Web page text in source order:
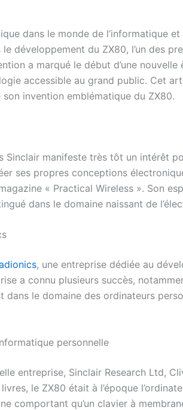
dans le monde de l’informatique
développement du ZX80, l’un des
a marqué le début d’une nouvelle
accessible au grand public. Cet
invention emblématique du ZX80.
Sinclair manifeste très tôt un intérêt
ses propres conceptions
« Practical Wireless ». Son
dans le domaine naissant de
, une entreprise dédiée au
a connu plusieurs succès,
dans le domaine des ordinateurs
personnelle
entreprise, Sinclair Research Ltd,
le ZX80 était à l’époque
comportant qu’un clavier à